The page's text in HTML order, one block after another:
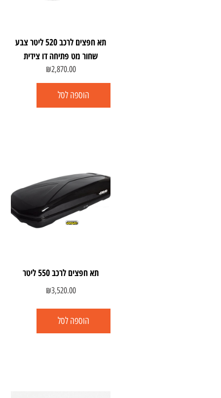
תא חפצים לרכב 520 ליטר צבע
שחור מט פתיחה דו צידית
₪2,870.00
הוספה לסל
תא חפצים לרכב 550 ליטר
₪3,520.00
הוספה לסל